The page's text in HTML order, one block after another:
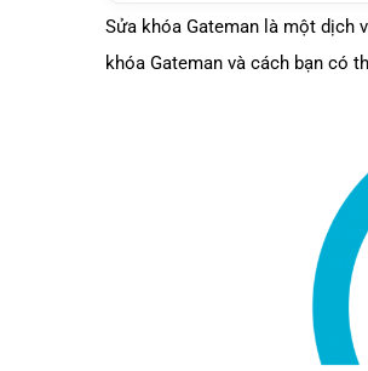
Sửa khóa Gateman là một dịch
khóa Gateman và cách bạn có